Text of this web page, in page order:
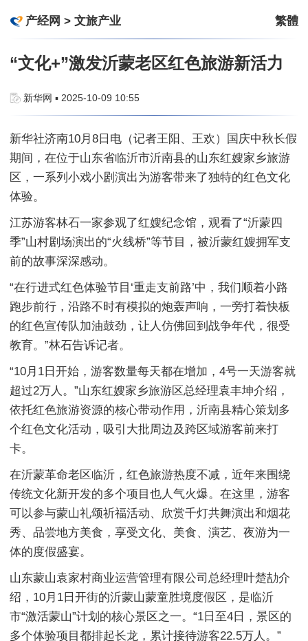
产经网 > 文旅产业 繁體
“文化+”激发沂蒙老区红色旅游新活力
新华网 ▪ 2025-10-09 10:55
新华社济南10月8日电（记者王阳、王欢）国庆中秋长假
期间，在位于山东省临沂市沂南县的山东红嫂家乡旅游
区，一系列小戏小剧演出为游客带来了独特的红色文化
体验。
江苏游客林石一家参观了红嫂纪念馆，观看了“沂蒙四
季”山村剧场演出的“火线桥”等节目，被沂蒙红嫂拥军支
前的故事深深感动。
“在行进式红色体验节目‘重走支前路’中，我们顺着小路
跑步前行，沿路不时有模拟的炮轰声响，一旁打着快板
的红色宣传队加油鼓劲，让人仿佛回到战争年代，很受
教育。”林石告诉记者。
“10月1日开始，游客数量每天都在增加，4号一天游客就
超过2万人。”山东红嫂家乡旅游区总经理袁丰坤介绍，
依托红色旅游资源的核心带动作用，沂南县精心策划多
个红色文化活动，吸引大批周边及跨区域游客前来打
卡。
在沂蒙革命老区临沂，红色旅游热度不减，近年来围绕
传统文化新开发的多个项目也人气火爆。在这里，游客
可以参与蒙山礼颂祈福活动、欣赏千灯共舞演出和烟花
秀、品尝地方美食，享受文化、美食、演艺、夜游为一
体的度假盛宴。
山东蒙山袁家村商业运营管理有限公司总经理叶楚劼介
绍，10月1日开街的沂蒙山蒙童胜境度假区，是临沂
市“激活蒙山”计划的核心景区之一。“1日至4日，景区的
多个体验项目都排起长龙，累计接待游客22.5万人。”